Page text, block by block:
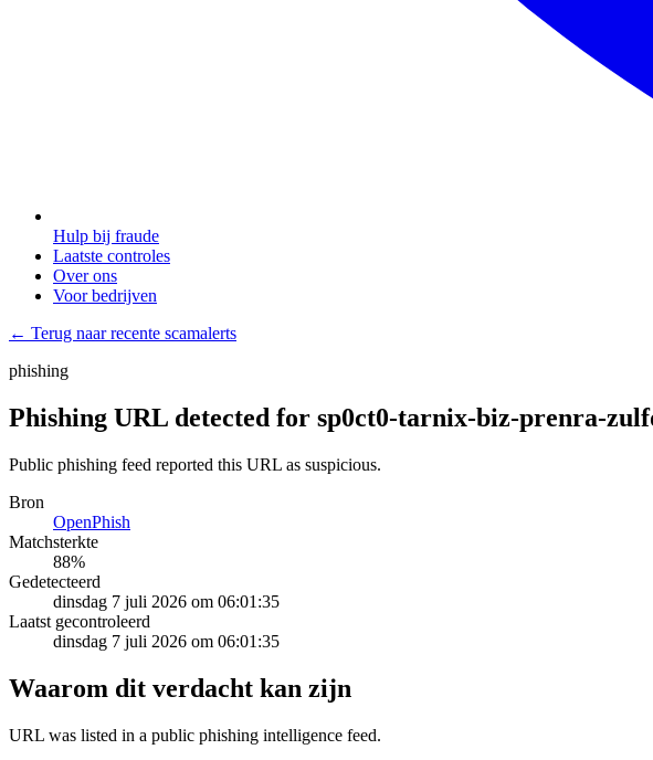
Hulp bij fraude
Laatste controles
Over ons
Voor bedrijven
← Terug naar recente scamalerts
phishing
Phishing URL detected for sp0ct0-tarnix-biz-prenra-
Public phishing feed reported this URL as suspicious.
Bron
OpenPhish
Matchsterkte
88%
Gedetecteerd
dinsdag 7 juli 2026 om 06:01:35
Laatst gecontroleerd
dinsdag 7 juli 2026 om 06:01:35
Waarom dit verdacht kan zijn
URL was listed in a public phishing intelligence feed.